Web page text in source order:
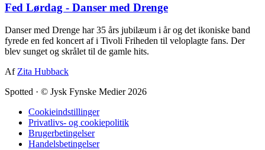
Fed Lørdag - Danser med Drenge
Danser med Drenge har 35 års jubilæum i år og det ikoniske band
fyrede en fed koncert af i Tivoli Friheden til veloplagte fans. Der
blev sunget og skrålet til de gamle hits.
Af Zita Hubback
Spotted · © Jysk Fynske Medier 2026
Cookieindstillinger
Privatlivs- og cookiepolitik
Brugerbetingelser
Handelsbetingelser